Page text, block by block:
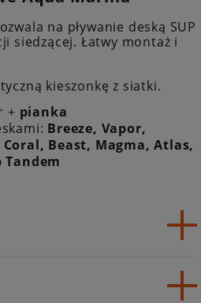
na pływanie deską SUP
siedzącej. Łatwy montaż i
kieszonkę z siatki.
+ pianka
Breeze, Vapor,
Beast, Magma, Atlas,
Tandem